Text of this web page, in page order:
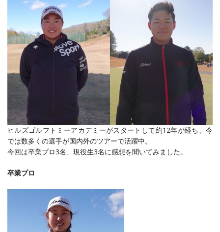
ヒルズゴルフトミーアカデミーがスタートして約12年が経ち、今
では数多くの選手が国内外のツアーで活躍中。
今回は卒業プロ3名、現役生3名に感想を聞いてみました。
卒業プロ